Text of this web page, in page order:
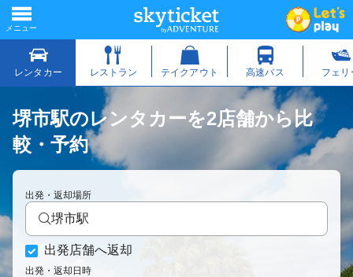
堺市駅のレンタカーを2店舗から比
較・予約
出発・返却場所
堺市駅
出発店舗へ返却
出発・返却日時